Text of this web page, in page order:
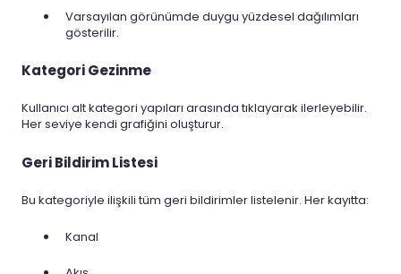
Varsayılan görünümde duygu yüzdesel dağılımları
gösterilir.
Kategori Gezinme
Kullanıcı alt kategori yapıları arasında tıklayarak ilerleyebilir.
Her seviye kendi grafiğini oluşturur.
Geri Bildirim Listesi
Bu kategoriyle ilişkili tüm geri bildirimler listelenir. Her kayıtta:
Kanal